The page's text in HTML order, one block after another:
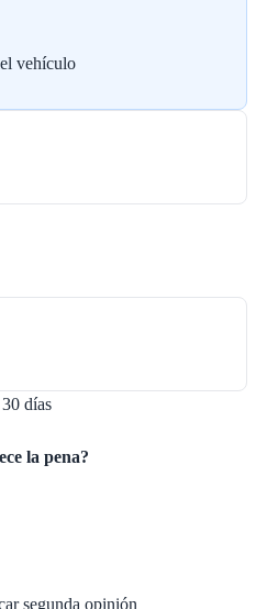
vehículo
30 días
la pena?
segunda opinión